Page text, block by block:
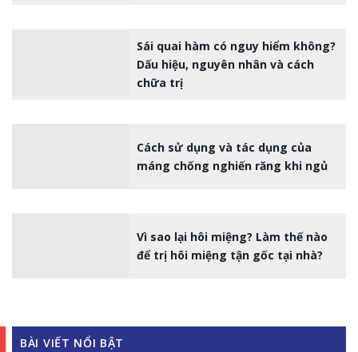
Sái quai hàm có nguy hiểm không?
Dấu hiệu, nguyên nhân và cách
chữa trị
Cách sử dụng và tác dụng của
máng chống nghiến răng khi ngủ
Vì sao lại hôi miệng? Làm thế nào
để trị hôi miệng tận gốc tại nhà?
BÀI VIẾT NỔI BẬT